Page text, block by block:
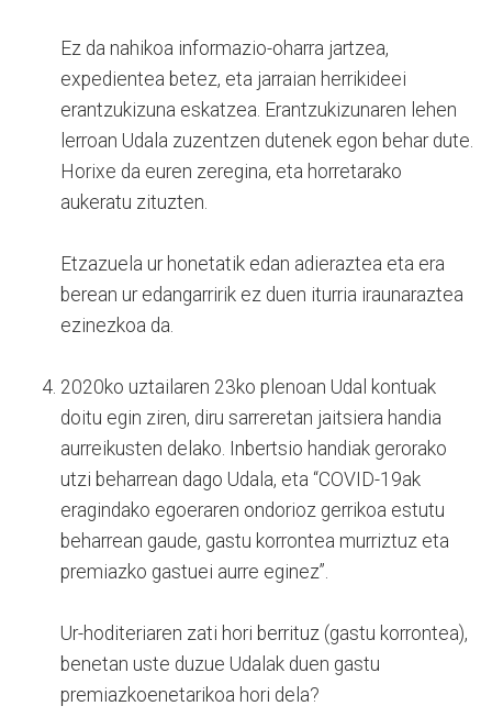
Ez da nahikoa informazio-oharra jartzea,
expedientea betez, eta jarraian herrikideei
erantzukizuna eskatzea. Erantzukizunaren lehen
lerroan Udala zuzentzen dutenek egon behar dute.
Horixe da euren zeregina, eta horretarako
aukeratu zituzten.
Etzazuela ur honetatik edan adieraztea eta era
berean ur edangarririk ez duen iturria iraunaraztea
ezinezkoa da.
2020ko uztailaren 23ko plenoan Udal kontuak
doitu egin ziren, diru sarreretan jaitsiera handia
aurreikusten delako. Inbertsio handiak gerorako
utzi beharrean dago Udala, eta “COVID-19ak
eragindako egoeraren ondorioz gerrikoa estutu
beharrean gaude, gastu korrontea murriztuz eta
premiazko gastuei aurre eginez”.
Ur-hoditeriaren zati hori berrituz (gastu korrontea),
benetan uste duzue Udalak duen gastu
premiazkoenetarikoa hori dela?